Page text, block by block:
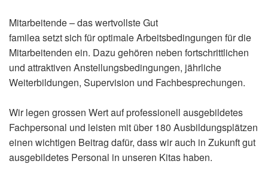
Mitarbeitende – das wertvollste Gut
familea setzt sich für optimale Arbeitsbedingungen für die
Mitarbeitenden ein. Dazu gehören neben fortschrittlichen
und attraktiven Anstellungsbedingungen, jährliche
Weiterbildungen, Supervision und Fachbesprechungen.
Wir legen grossen Wert auf professionell ausgebildetes
Fachpersonal und leisten mit über 180 Ausbildungsplätzen
einen wichtigen Beitrag dafür, dass wir auch in Zukunft gut
ausgebildetes Personal in unseren Kitas haben.